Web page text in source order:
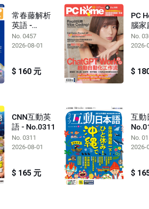
常春藤解析
英語 -
No.0457
No. 0457
2026-08-01
$ 160 元
PC
腦家
No.
2026-
$
CNN互動英
語 - No.0311
No. 0311
2026-08-01
$ 165 元
互動
No.
2026-
$